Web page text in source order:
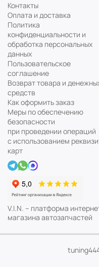
Контакты
Оплата и доставка
Политика
конфиденциальности и
обработка персональных
данных
Пользовательское
соглашение
Возврат товара и
средств
Как оформить заказ
Меры по обеспечению
безопасности
при проведении операций
с использованием
карт
V.I.N. – платформа
магазина автозапчастей
Узнать подробнее...